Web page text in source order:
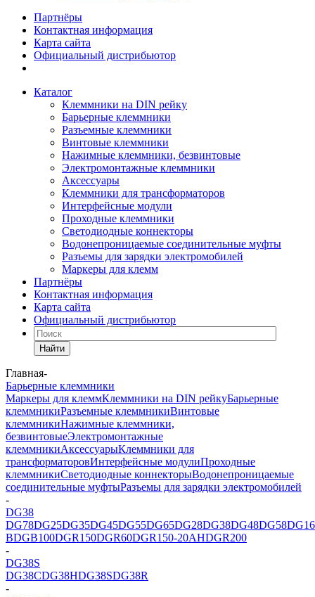
Партнёры
Контактная информация
Карта сайта
Официальный дистрибьютор
Каталог
Клеммники на DIN рейку
Барьерные клеммники
Разъемные клеммники
Винтовые клеммники
Нажимные клеммники, безвинтовые
Электромонтажные клеммники
Аксессуары
Клеммники для трансформаторов
Интерфейсные модули
Проходные клеммники
Светодиодные коннекторы
Водонепроницаемые соединительные муфты
Разъемы для зарядки электромобилей
Маркеры для клемм
Партнёры
Контактная информация
Карта сайта
Официальный дистрибьютор
Найти
Главная-
Барьерные клеммники
Маркеры для клеммКлеммники на DIN рейкуБарьерные
клеммникиРазъемные клеммникиВинтовые
клеммникиНажимные клеммники,
безвинтовыеЭлектромонтажные
клеммникиАксессуарыКлеммники для
трансформаторовИнтерфейсные модулиПроходные
клеммникиСветодиодные коннекторыВодонепроницаемые
соединительные муфтыРазъемы для зарядки электромобилей
-
DG38
DG78DG25DG35DG45DG55DG65DG28DG38DG48DG58DG16
BDGB100DGR150DGR60DGR150-20AHDGR200
-
DG38S
DG38CDG38HDG38SDG38R
-